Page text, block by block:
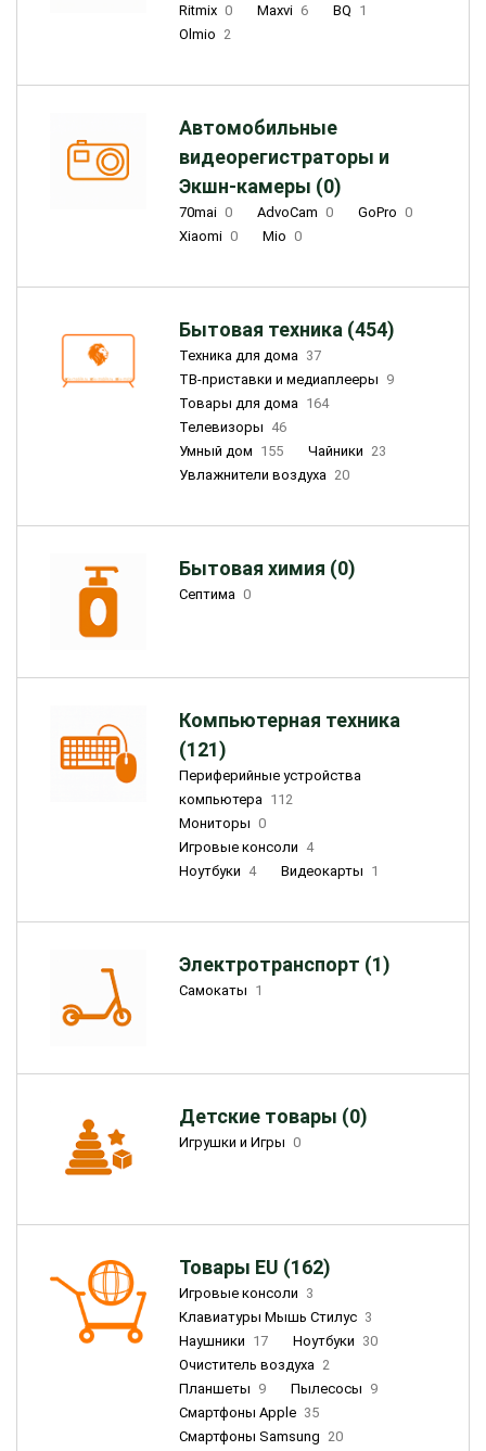
Ritmix 0 Maxvi 6 BQ 1
Olmio 2
Автомобильные
видеорегистраторы и
Экшн-камеры (0)
70mai 0 AdvoCam 0 GoPro 0
Xiaomi 0 Mio 0
Бытовая техника (454)
Техника для дома 37
ТВ-приставки и медиаплееры 9
Товары для дома 164
Телевизоры 46
Умный дом 155 Чайники 23
Увлажнители воздуха 20
Бытовая химия (0)
Септима 0
Компьютерная техника
(121)
Периферийные устройства
компьютера 112
Мониторы 0
Игровые консоли 4
Ноутбуки 4 Видеокарты 1
Электротранспорт (1)
Самокаты 1
Детские товары (0)
Игрушки и Игры 0
Товары EU (162)
Игровые консоли 3
Клавиатуры Мышь Стилус 3
Наушники 17 Ноутбуки 30
Очиститель воздуха 2
Планшеты 9 Пылесосы 9
Смартфоны Apple 35
Смартфоны Samsung 20